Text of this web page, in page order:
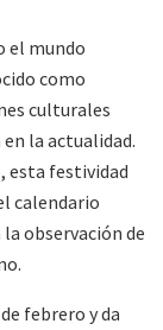
el mundo
como
culturales
la actualidad.
esta festividad
calendario
observación de
febrero y da